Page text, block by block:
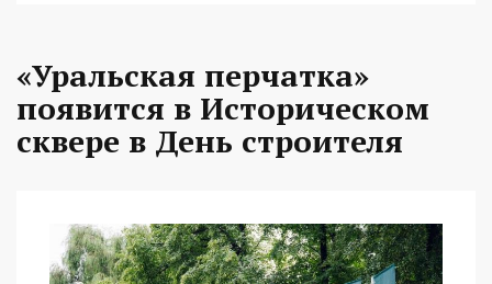
«Уральская перчатка»
появится в Историческом
сквере в День строителя